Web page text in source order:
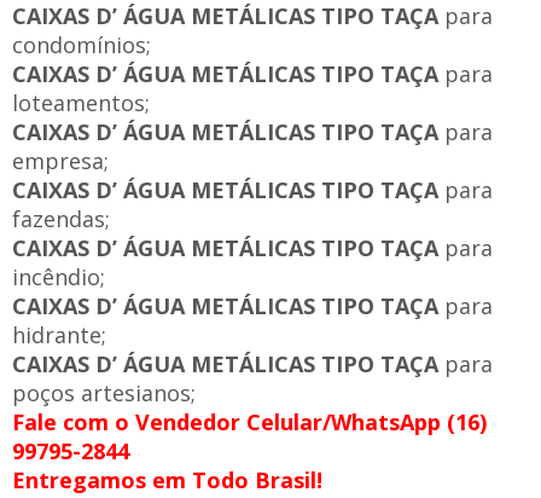
CAIXAS D’ ÁGUA METÁLICAS TIPO TAÇApara
condomínios;
CAIXAS D’ ÁGUA METÁLICAS TIPO TAÇApara
loteamentos;
CAIXAS D’ ÁGUA METÁLICAS TIPO TAÇApara
empresa;
CAIXAS D’ ÁGUA METÁLICAS TIPO TAÇApara
fazendas;
CAIXAS D’ ÁGUA METÁLICAS TIPO TAÇA para
incêndio;
CAIXAS D’ ÁGUA METÁLICAS TIPO TAÇA para
hidrante;
CAIXAS D’ ÁGUA METÁLICAS TIPO TAÇApara
poços artesianos;
Fale com o Vendedor Celular/WhatsApp (16)
99795-2844
Entregamos em Todo Brasil!